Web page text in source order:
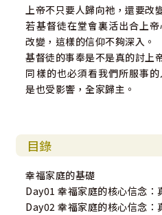
上帝不只要人歸向祂，還要改
若基督徒在堂會裏活出合上
改變，這樣的信仰不夠深入。
基督徒的事奉是不是真的討上
同樣的也必須看我們所服事
是也受影響，全家歸主。
目錄
幸福家庭的基礎
Day01 幸福家庭的核心信念：
Day02 幸福家庭的核心信念：